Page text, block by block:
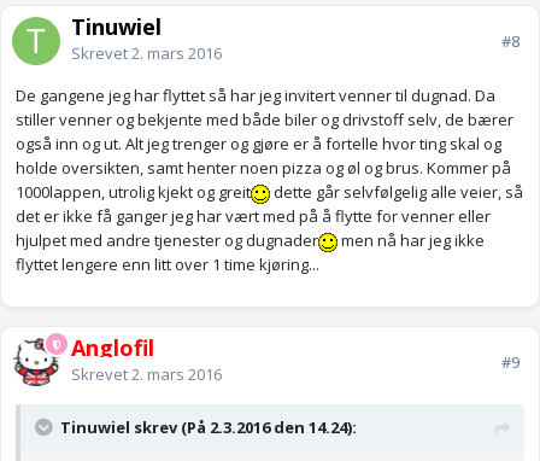
Tinuwiel
Skrevet2. mars 2016
#8
De gangene jeg har flyttet så har jeg invitert venner til dugnad. Da
stiller venner og bekjente med både biler og drivstoff selv, de bærer
også inn og ut. Alt jeg trenger og gjøre er å fortelle hvor ting skal og
holde oversikten, samt henter noen pizza og øl og brus. Kommer på
1000lappen, utrolig kjekt og greit
dette går selvfølgelig alle veier, så
det er ikke få ganger jeg har vært med på å flytte for venner eller
hjulpet med andre tjenester og dugnader
men nå har jeg ikke
flyttet lengere enn litt over 1 time kjøring...
Anglofil
Skrevet2. mars 2016
#9
Tinuwiel skrev (På 2.3.2016 den 14.24):